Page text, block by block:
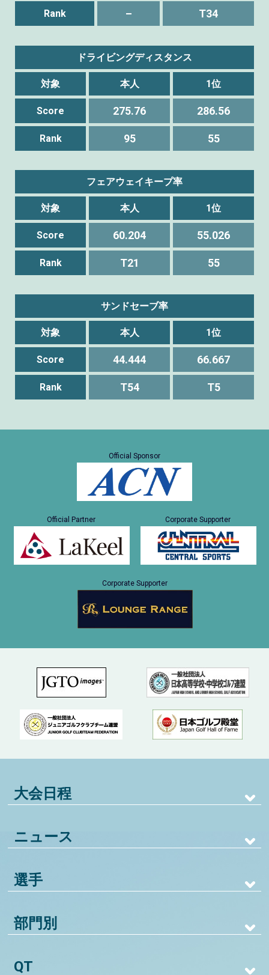
Rank – T34
ドライビングディスタンス
対象 本人 1位
Score 275.76 286.56
Rank 95 55
フェアウェイキープ率
対象 本人 1位
Score 60.204 55.026
Rank T21 55
サンドセーブ率
対象 本人 1位
Score 44.444 66.667
Rank T54 T5
Official Sponsor
Official Partner Corporate Supporter
Corporate Supporter
大会日程
ニュース
選手
部門別
QT